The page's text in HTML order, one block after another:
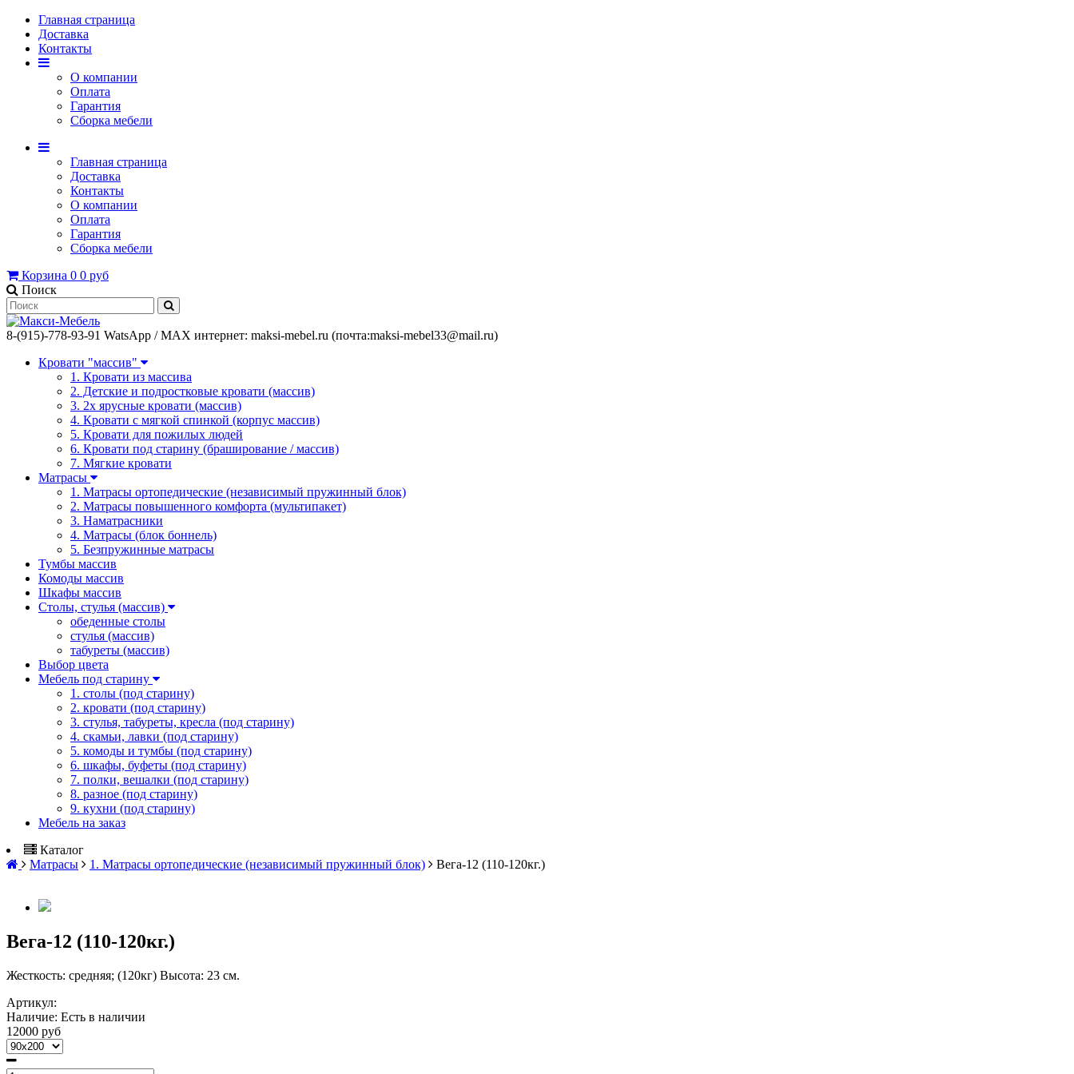
Главная страница
Доставка
Контакты
О компании
Оплата
Гарантия
Сборка мебели
Главная страница
Доставка
Контакты
О компании
Оплата
Гарантия
Сборка мебели
Корзина 0 0 руб
Поиск
8-(915)-778-93-91 WatsАpp / МАХ интернет: maksi-mebel.ru (почта:maksi-mebel33@mail.ru)
Кровати "массив"
1. Кровати из массива
2. Детские и подростковые кровати (массив)
3. 2х ярусные кровати (массив)
4. Кровати с мягкой спинкой (корпус массив)
5. Кровати для пожилых людей
6. Кровати под старину (браширование / массив)
7. Мягкие кровати
Матрасы
1. Матрасы ортопедические (независимый пружинный блок)
2. Матрасы повышенного комфорта (мультипакет)
3. Наматрасники
4. Матрасы (блок боннель)
5. Безпружинные матрасы
Тумбы массив
Комоды массив
Шкафы массив
Столы, стулья (массив)
обеденные столы
стулья (массив)
табуреты (массив)
Выбор цвета
Мебель под старину
1. столы (под старину)
2. кровати (под старину)
3. стулья, табуреты, кресла (под старину)
4. скамьи, лавки (под старину)
5. комоды и тумбы (под старину)
6. шкафы, буфеты (под старину)
7. полки, вешалки (под старину)
8. разное (под старину)
9. кухни (под старину)
Мебель на заказ
Каталог
Матрасы
1. Матрасы ортопедические (независимый пружинный блок) Вега-12 (110-120кг.)
Вега-12 (110-120кг.)
Жесткость: средняя; (120кг) Высота: 23 см.
Артикул:
Наличие: Есть в наличии
12000 руб